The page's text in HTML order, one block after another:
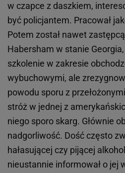
w czapce z daszkiem,
być policjantem. Pracował
Potem został nawet
Habersham w stanie
szkolenie w zakresie
wybuchowymi, ale
powodu sporu z
stróż w jednej z
niego sporo skarg. Głównie
nadgorliwość. Dość często
hałasującej czy pijącej
nieustannie informował o jej